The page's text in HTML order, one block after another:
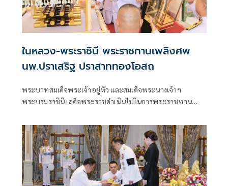
ในหลวง-พระราชินี พระราชทานเพลิงศพ
นพ.ปราเสริฐ ปราสาททองโอสถ
พระบาทสมเด็จพระเจ้าอยู่หัว และสมเด็จพระนางเจ้าฯ
พระบรมราชินี เสด็จพระราชดำเนินไปในการพระราชทาน
หน้าพลับพลาอิศริยากรณ์ วัดเทพศิรินทราวาส